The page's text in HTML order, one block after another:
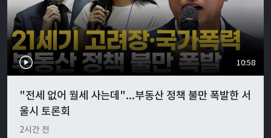
10:58
"전세 없어 월세 사는데"...부동산 정책 불만 폭발한 서
울시 토론회
2시간 전